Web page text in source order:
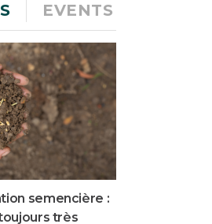
EVENTS
semencière :
très